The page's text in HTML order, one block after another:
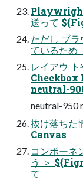
Playwright
送って
ただし ブ
ているため
レイアウ
Checkbox
neutral-
neutral-950
抜け落ちた
Canvas
コンポーネ
う ＞
て